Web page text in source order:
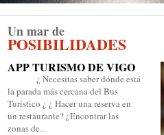
Un mar de
POSIBILIDADES
APP TURISMO DE VIGO
¿ Necesitas saber dónde está
la parada más cercana del Bus
Turístico ¿ ¿ Hacer una reserva en
un restaurante? ¿Encontrar las
zonas de...